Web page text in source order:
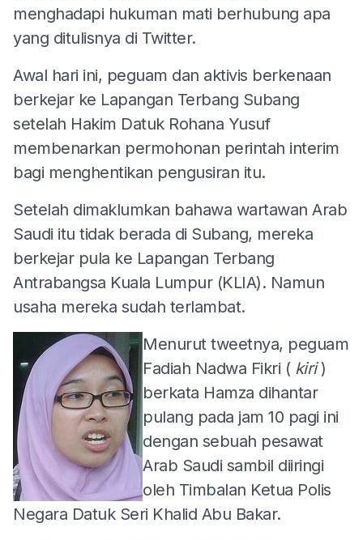
menghadapi hukuman mati berhubung apa
yang ditulisnya di Twitter.
Awal hari ini, peguam dan aktivis berkenaan
berkejar ke Lapangan Terbang Subang
setelah Hakim Datuk Rohana Yusuf
membenarkan permohonan perintah interim
bagi menghentikan pengusiran itu.
Setelah dimaklumkan bahawa wartawan Arab
Saudi itu tidak berada di Subang, mereka
berkejar pula ke Lapangan Terbang
Antrabangsa Kuala Lumpur (KLIA). Namun
usaha mereka sudah terlambat.
Menurut tweetnya, peguam
Fadiah Nadwa Fikri ( kiri)
berkata Hamza dihantar
pulang pada jam 10 pagi ini
dengan sebuah pesawat
Arab Saudi sambil diiringi
oleh Timbalan Ketua Polis
Negara Datuk Seri Khalid Abu Bakar.